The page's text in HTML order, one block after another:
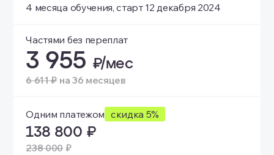
4 месяца обучения, старт 12 декабря 2024
Частями без переплат
3 955 ₽/мес
6 611 ₽ на 36 месяцев
Одним платежом скидка 5%
138 800 ₽
238 000 ₽